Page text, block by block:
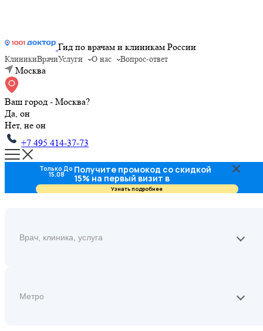
Гид по врачам и клиникам России
КлиникиВрачиУслуги О нас Вопрос-ответ
Москва
Ваш город - Москва?
Да, он
Нет, не он
+7 495 414-37-73
Только До
15.08 Получите промокод со скидкой
15% на первый визит в
стоматологию
Узнать подробнее